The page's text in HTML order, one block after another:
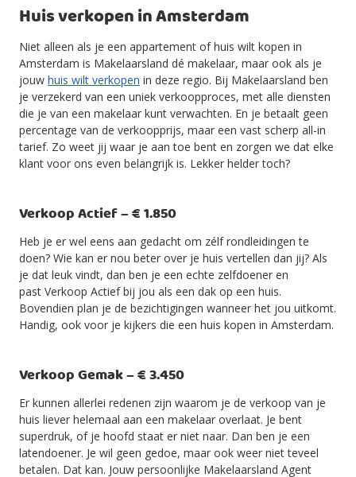
Huis verkopen in Amsterdam
Niet alleen als je een appartement of huis wilt kopen in
Amsterdam is Makelaarsland dé makelaar, maar ook als je
jouw huis wilt verkopen in deze regio. Bij Makelaarsland ben
je verzekerd van een uniek verkoopproces, met alle diensten
die je van een makelaar kunt verwachten. En je betaalt geen
percentage van de verkoopprijs, maar een vast scherp all-in
tarief. Zo weet jij waar je aan toe bent en zorgen we dat elke
klant voor ons even belangrijk is. Lekker helder toch?
Verkoop Actief – € 1.850
Heb je er wel eens aan gedacht om zélf rondleidingen te
doen? Wie kan er nou beter over je huis vertellen dan jij? Als
je dat leuk vindt, dan ben je een echte zelfdoener en
past Verkoop Actief bij jou als een dak op een huis.
Bovendien plan je de bezichtigingen wanneer het jou uitkomt.
Handig, ook voor je kijkers die een huis kopen in Amsterdam.
Verkoop Gemak – € 3.450
Er kunnen allerlei redenen zijn waarom je de verkoop van je
huis liever helemaal aan een makelaar overlaat. Je bent
superdruk, of je hoofd staat er niet naar. Dan ben je een
latendoener. Je wil geen gedoe, maar ook weer niet teveel
betalen. Dat kan. Jouw persoonlijke Makelaarsland Agent